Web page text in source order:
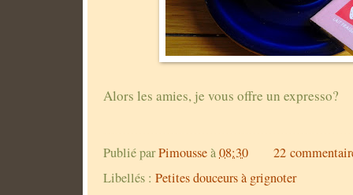
Alors les amies, je vous offre un expresso?
Publié parPimousseà08:30
22
Libellés : Petites douceurs à grignoter